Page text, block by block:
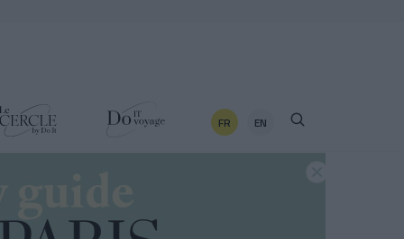
FR EN